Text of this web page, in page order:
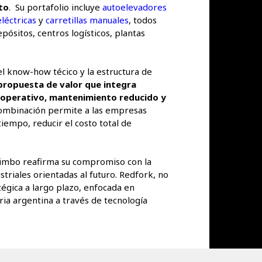
. Su portafolio incluyeautoelevadores
ycarretillas manuales, todos
centros logísticos, plantas
know-how técico y la estructura de
de valor que integra
mantenimiento reducido y
permite a las empresas
reducir el costo total de
reafirma su compromiso con la
orientadas al futuro. Redfork, no
a largo plazo, enfocada en
argentina a través de tecnología